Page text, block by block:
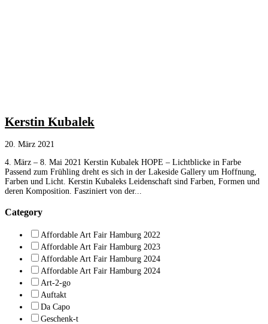
Kerstin Kubalek
20. März 2021
4. März – 8. Mai 2021 Kerstin Kubalek HOPE – Lichtblicke in Farbe
Passend zum Frühling dreht es sich in der Lakeside Gallery um Hoffnung,
Farben und Licht. Kerstin Kubaleks Leidenschaft sind Farben, Formen und
deren Komposition. Fasziniert von der...
Category
Affordable Art Fair Hamburg 2022
Affordable Art Fair Hamburg 2023
Affordable Art Fair Hamburg 2024
Affordable Art Fair Hamburg 2024
Art-2-go
Auftakt
Da Capo
Geschenk-t